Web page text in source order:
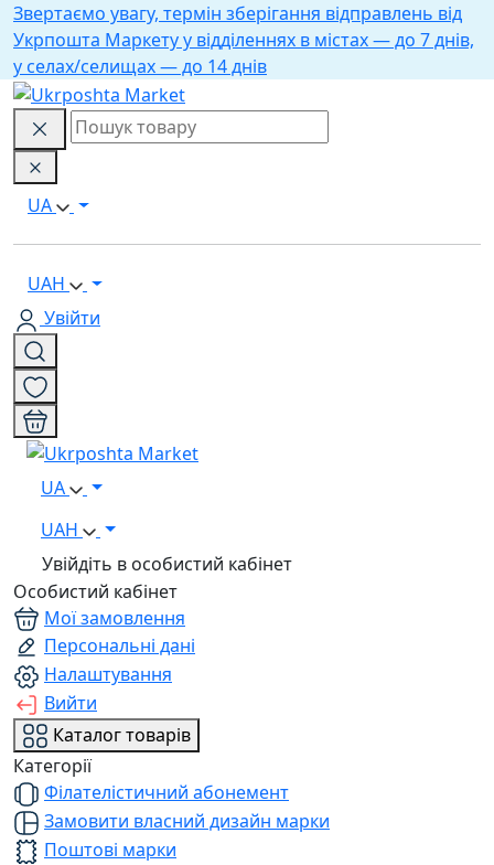
Звертаємо увагу, термін зберігання відправлень від
Укрпошта Маркету у відділеннях в містах — до 7 днів,
у селах/селищах — до 14 днів
UA
UAH
Увійти
UA
UAH
Увійдіть в особистий кабінет
Особистий кабінет
Мої замовлення
Персональні дані
Налаштування
Вийти
Каталог товарів
Категорії
Філателістичний абонемент
Замовити власний дизайн марки
Поштові марки